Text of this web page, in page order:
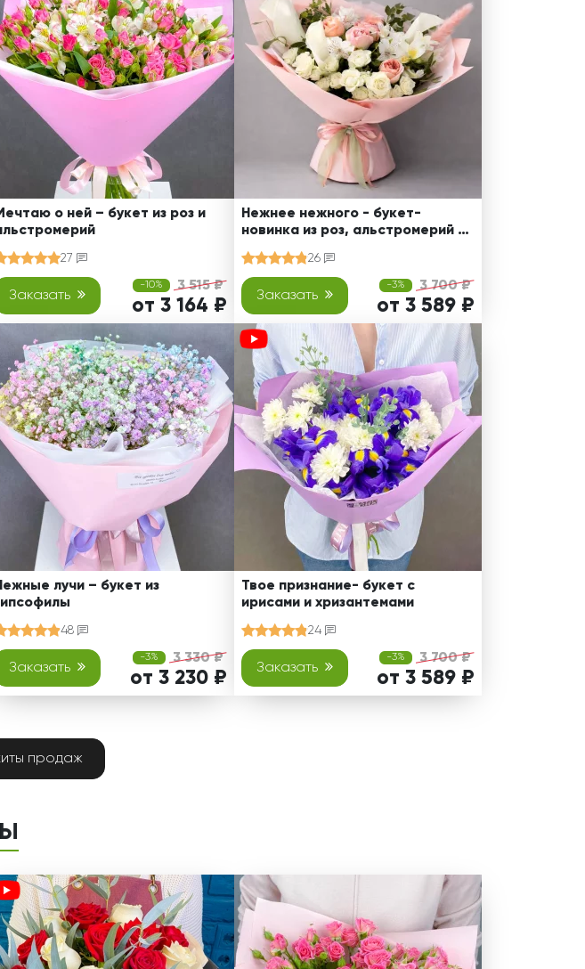
о ней – букет из роз и
27
Заказать
-10% 3 515 ₽
от 3 164 ₽
Нежнее нежного - букет-
новинка из роз, альстромерий и
26
Заказать
-3% 3 700 ₽
от 3 589 ₽
лучи – букет из
48
Заказать
-3% 3 330 ₽
от 3 230 ₽
Твое признание- букет с
ирисами и хризантемами
24
Заказать
-3% 3 700 ₽
от 3 589 ₽
продаж